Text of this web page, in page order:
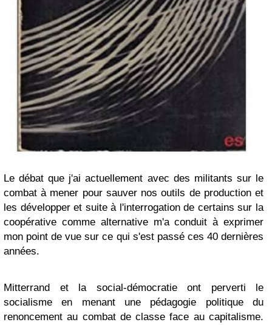
Le débat que j'ai actuellement avec des militants sur le
combat à mener pour sauver nos outils de production et
les développer et suite à l'interrogation de certains sur la
coopérative comme alternative m'a conduit à exprimer
mon point de vue sur ce qui s'est passé ces 40 dernières
années.
Mitterrand et la social-démocratie ont perverti le
socialisme en menant une pédagogie politique du
renoncement au combat de classe face au capitalisme.